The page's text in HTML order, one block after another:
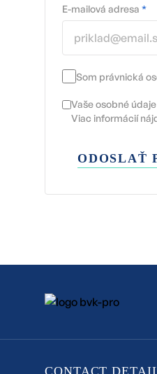
E-mailová adresa *
Som právnická
Vaše osobné
Viac informácií
ODOSLAŤ
CONTACT